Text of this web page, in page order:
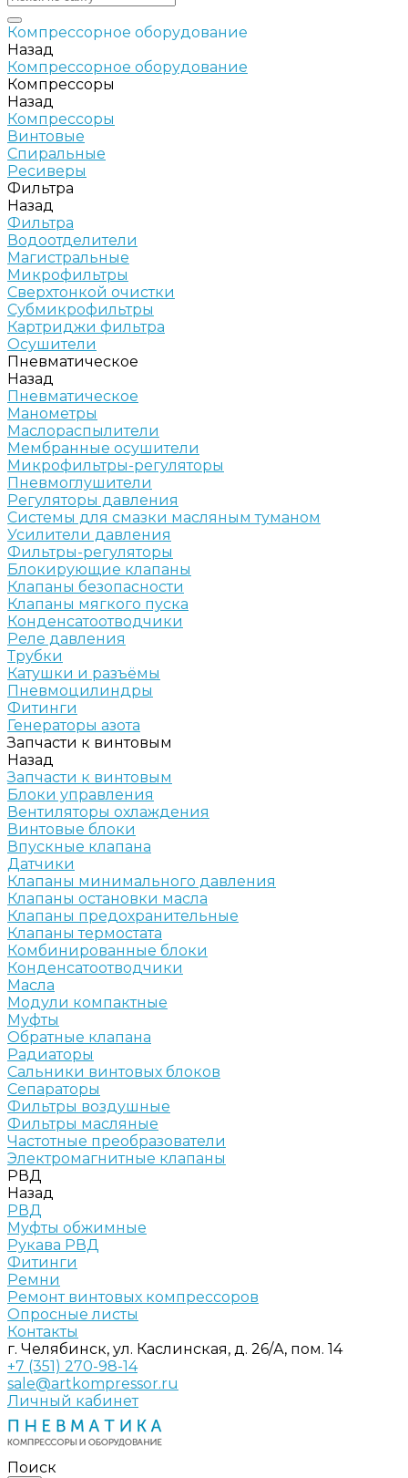
Компрессорное оборудование
Назад
Компрессорное оборудование
Компрессоры
Назад
Компрессоры
Винтовые
Спиральные
Ресиверы
Фильтра
Назад
Фильтра
Водоотделители
Магистральные
Микрофильтры
Сверхтонкой очистки
Субмикрофильтры
Картриджи фильтра
Осушители
Пневматическое
Назад
Пневматическое
Манометры
Маслораспылители
Мембранные осушители
Микрофильтры-регуляторы
Пневмоглушители
Регуляторы давления
Системы для смазки масляным туманом
Усилители давления
Фильтры-регуляторы
Блокирующие клапаны
Клапаны безопасности
Клапаны мягкого пуска
Конденсатоотводчики
Реле давления
Трубки
Катушки и разъёмы
Пневмоцилиндры
Фитинги
Генераторы азота
Запчасти к винтовым
Назад
Запчасти к винтовым
Блоки управления
Вентиляторы охлаждения
Винтовые блоки
Впускные клапана
Датчики
Клапаны минимального давления
Клапаны остановки масла
Клапаны предохранительные
Клапаны термостата
Комбинированные блоки
Конденсатоотводчики
Масла
Модули компактные
Муфты
Обратные клапана
Радиаторы
Сальники винтовых блоков
Сепараторы
Фильтры воздушные
Фильтры масляные
Частотные преобразователи
Электромагнитные клапаны
РВД
Назад
РВД
Муфты обжимные
Рукава РВД
Фитинги
Ремни
Ремонт винтовых компрессоров
Опросные листы
Контакты
г. Челябинск, ул. Каслинская, д. 26/А, пом. 14
+7 (351) 270-98-14
sale@artkompressor.ru
Личный кабинет
Поиск